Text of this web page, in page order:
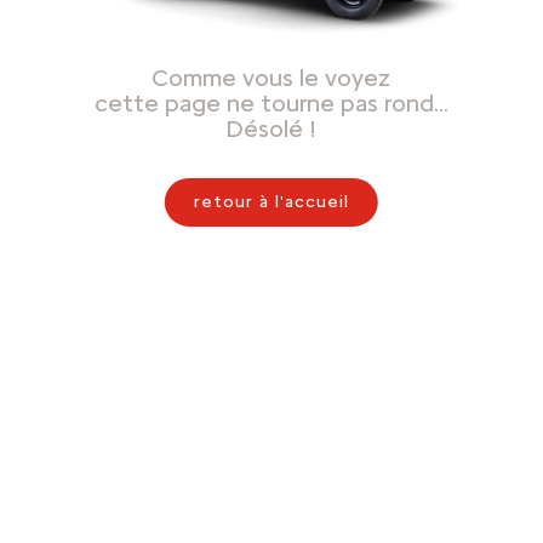
Comme vous le voyez
cette page ne tourne pas rond…
Désolé !
retour à l'accueil